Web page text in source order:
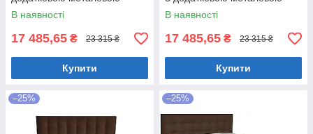
цільнозварною рамою
Коричневий
В наявності
17 485,65 ₴ 23 315 ₴
Купити
цільнозварною рамою
Фіолетовий
В наявності
17 485,65 ₴ 23 315 ₴
Купити
–25% –25%